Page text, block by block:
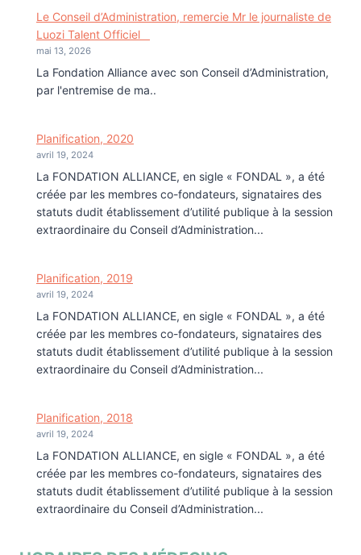
Le Conseil d’Administration, remercie Mr le journaliste de
Luozi Talent Officiel
mai 13, 2026
La Fondation Alliance avec son Conseil d’Administration,
par l'entremise de ma..
Planification, 2020
avril 19, 2024
La FONDATION ALLIANCE, en sigle « FONDAL », a été
créée par les membres co-fondateurs, signataires des
statuts dudit établissement d’utilité publique à la session
extraordinaire du Conseil d’Administration...
Planification, 2019
avril 19, 2024
La FONDATION ALLIANCE, en sigle « FONDAL », a été
créée par les membres co-fondateurs, signataires des
statuts dudit établissement d’utilité publique à la session
extraordinaire du Conseil d’Administration...
Planification, 2018
avril 19, 2024
La FONDATION ALLIANCE, en sigle « FONDAL », a été
créée par les membres co-fondateurs, signataires des
statuts dudit établissement d’utilité publique à la session
extraordinaire du Conseil d’Administration...